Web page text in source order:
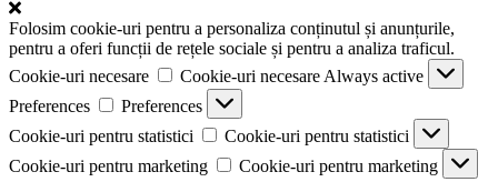
Folosim cookie-uri pentru a personaliza conținutul și anunțurile,
pentru a oferi funcții de rețele sociale și pentru a analiza traficul.
Cookie-uri necesare
Cookie-uri necesare Always active
Preferences
Preferences
Cookie-uri pentru statistici
Cookie-uri pentru statistici
Cookie-uri pentru marketing
Cookie-uri pentru marketing